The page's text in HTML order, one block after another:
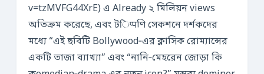
v=tzMVFG44XrE) এ Already ২ মিলিয়ন views
অতিক্রম করেছে, এবং টिप्पণি সেকশনে দর্শকদের
মধ্যে “এই ছবিটি Bollywood‑এর ক্লাসিক রোম্যান্সের
একটি তাজা ব্যাখ্যা” এবং “নানি‑মেহরেন জোড়া কি